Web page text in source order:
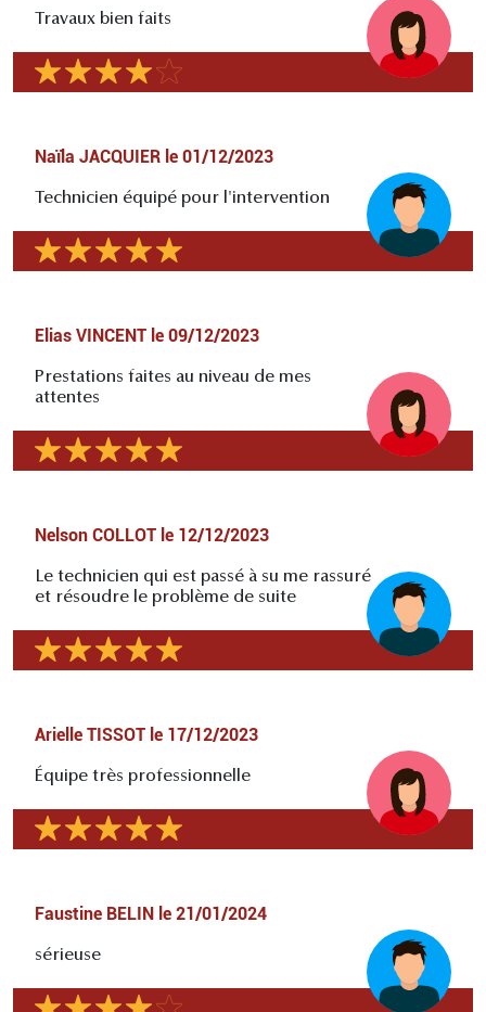
Travaux bien faits
Naïla JACQUIER le 01/12/2023
Technicien équipé pour l'intervention
Elias VINCENT le 09/12/2023
Prestations faites au niveau de mes
attentes
Nelson COLLOT le 12/12/2023
Le technicien qui est passé à su me rassuré
et résoudre le problème de suite
Arielle TISSOT le 17/12/2023
Équipe très professionnelle
Faustine BELIN le 21/01/2024
sérieuse